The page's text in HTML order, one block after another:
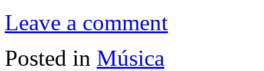
Leave a comment
Posted in Música